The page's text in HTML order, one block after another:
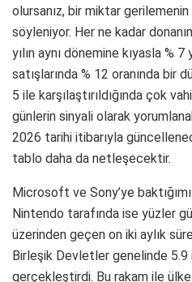
olursanız, bir miktar
söyleniyor. Her ne kadar
yılın aynı dönemine kıyasla %
satışlarında % 12 oranında bir
5 ile karşılaştırıldığında çok
günlerin sinyali olarak
2026 tarihi itibarıyla
tablo daha da netleşecektir.
Microsoft ve Sony’ye
Nintendo tarafında ise yüzler
üzerinden geçen on iki aylık
Birleşik Devletler genelinde 5.9
gerçekleştirdi. Bu rakam ile ülke